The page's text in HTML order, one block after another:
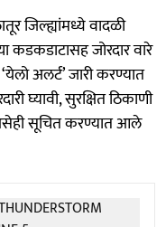
जिल्ह्यांमध्ये वादळी
कडकडाटासह जोरदार वारे
अलर्ट’ जारी करण्यात
घ्यावी, सुरक्षित ठिकाणी
सूचित करण्यात आले